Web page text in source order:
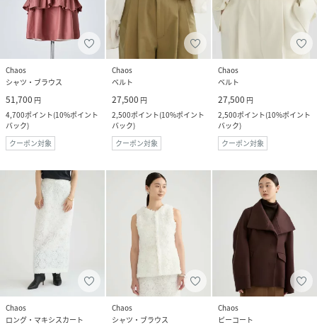
Chaos
シャツ・ブラウス
51,700 円
4,700ポイント(10%ポイント
バック)
クーポン対象
Chaos
ベルト
27,500 円
2,500ポイント(10%ポイント
バック)
クーポン対象
Chaos
ベルト
27,500 円
2,500ポイント(10%ポイント
バック)
クーポン対象
Chaos
ロング・マキシスカート
Chaos
シャツ・ブラウス
Chaos
ピーコート